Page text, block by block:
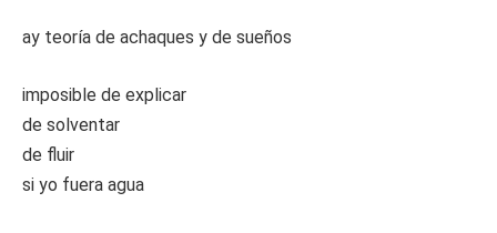
ay teoría de achaques y de sueños
imposible de explicar
de solventar
de fluir
si yo fuera agua